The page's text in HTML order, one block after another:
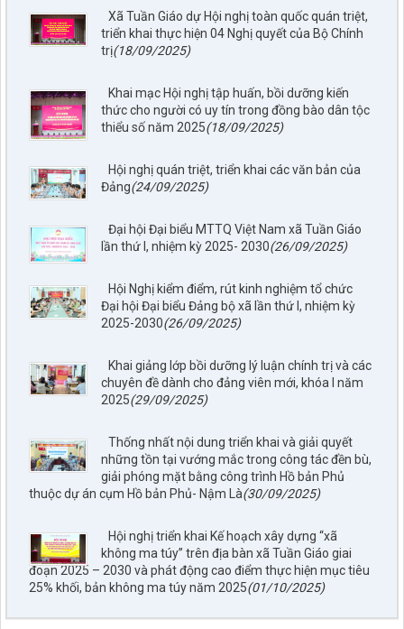
Xã Tuần Giáo dự Hội nghị toàn quốc quán triệt,
triển khai thực hiện 04 Nghị quyết của Bộ Chính
trị(18/09/2025)
Khai mạc Hội nghị tập huấn, bồi dưỡng kiến
thức cho người có uy tín trong đồng bào dân tộc
thiểu số năm 2025(18/09/2025)
Hội nghị quán triệt, triển khai các văn bản của
Đảng(24/09/2025)
Đại hội Đại biểu MTTQ Việt Nam xã Tuần Giáo
lần thứ I, nhiệm kỳ 2025- 2030(26/09/2025)
Hội Nghị kiểm điểm, rút kinh nghiệm tổ chức
Đại hội Đại biểu Đảng bộ xã lần thứ I, nhiệm kỳ
2025-2030(26/09/2025)
Khai giảng lớp bồi dưỡng lý luận chính trị và các
chuyên đề dành cho đảng viên mới, khóa I năm
2025(29/09/2025)
Thống nhất nội dung triển khai và giải quyết
những tồn tại vướng mắc trong công tác đền bù,
giải phóng mặt bằng công trình Hồ bản Phủ
thuộc dự án cụm Hồ bản Phủ- Nậm Là(30/09/2025)
Hội nghị triển khai Kế hoạch xây dựng “xã
không ma túy” trên địa bàn xã Tuần Giáo giai
đoạn 2025 – 2030 và phát động cao điểm thực hiện mục tiêu
25% khối, bản không ma túy năm 2025(01/10/2025)
797./TTPTQĐ-KV2
Về việc đăng tải lên trên Cổng thông tin điện tử của UBND xã
(đợt 6)công trình: Hồ bản phủ thuộc dự án cụm Hồbản Phủ -
Nậm Là tỉnh Điện Biên
lượt xem: 45 | lượt tải:33
Kế hoạch Đấu giá quyền sử dụng đất năm 2026 trên địa bàn